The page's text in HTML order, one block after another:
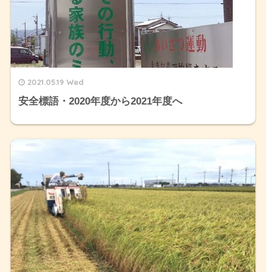
2021.05.19 Wed
安全標語・2020年度から2021年度へ